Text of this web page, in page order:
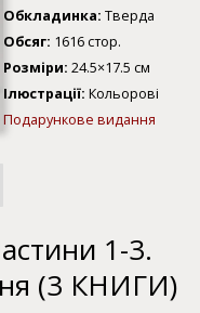
Обкладинка: Тверда
Обсяг: 1616 стор.
Розміри: 24.5×17.5 см
Ілюстрації: Кольорові
Подарункове видання
1-3.
(3 КНИГИ)